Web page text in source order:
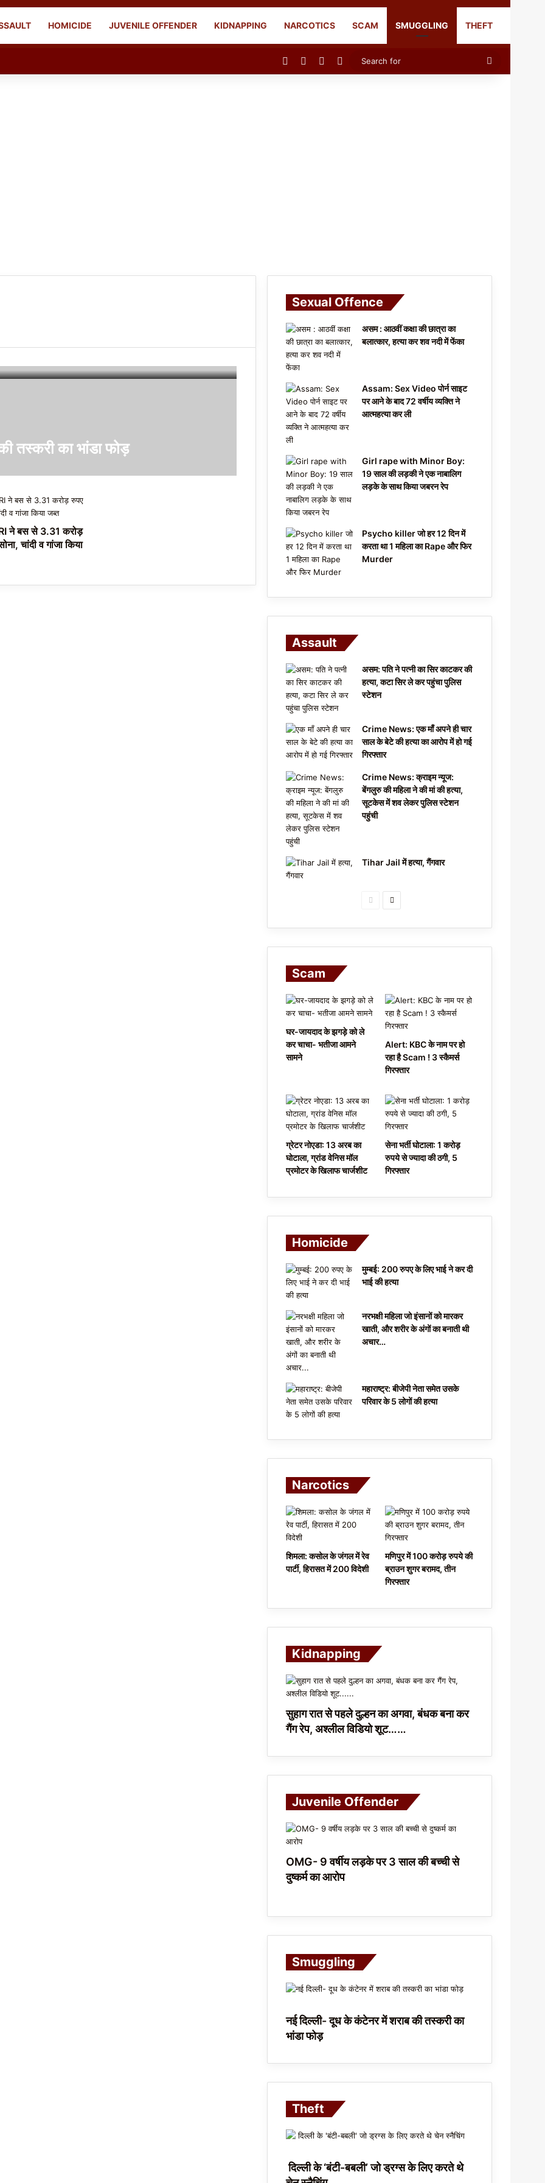
HOMICIDE JUVENILE OFFENDER KIDNAPPING NARCOTICS SCAM SMUGGLING THEFT
Facebook YouTubeInstagram
तस्करी का भांडा फोड़
ने बस से 3.31 करोड़
चांदी व गांजा किया
Sexual Offence
असम : आठवीं कक्षा की छात्रा का
बलात्कार, हत्या कर शव नदी में फेंका
Assam: Sex Video पोर्न साइट
पर आने के बाद 72 वर्षीय व्यक्ति ने
आत्महत्या कर ली
Girl rape with Minor Boy:
19 साल की लड़की ने एक नाबालिग
लड़के के साथ किया जबरन रेप
Psycho killer जो हर 12 दिन में
करता था 1 महिला का Rape और फिर
Murder
Assault
असम: पति ने पत्नी का सिर काटकर की
हत्या, कटा सिर ले कर पहुंचा पुलिस
स्टेशन
Crime News: एक माँ अपने ही चार
साल के बेटे की हत्या का आरोप में हो गई
गिरफ्तार
Crime News: क्राइम न्यूज:
बेंगलुरु की महिला ने की मां की हत्या,
सूटकेस में शव लेकर पुलिस स्टेशन
पहुंची
Tihar Jail में हत्या, गैंगवार
u
g
e
Scam
घर-जायदाद के झगड़े को ले
कर चाचा- भतीजा आमने
सामने
Alert: KBC के नाम पर हो
रहा है Scam ! 3 स्कैमर्स
गिरफ्तार
ग्रेटर नोएडा: 13 अरब का
घोटाला, ग्रांड वेनिस मॉल
प्रमोटर के खिलाफ चार्जशीट
सेना भर्ती घोटाला: 1 करोड़
रुपये से ज्यादा की ठगी, 5
गिरफ्तार
Homicide
मुम्बई: 200 रुपए के लिए भाई ने कर दी
भाई की हत्या
नरभक्षी महिला जो इंसानों को मारकर
खाती, और शरीर के अंगों का बनाती थी
अचार…
महाराष्ट्र: बीजेपी नेता समेत उसके
परिवार के 5 लोगों की हत्या
Narcotics
शिमला: कसोल के जंगल में रेव
पार्टी, हिरासत में 200 विदेशी
मणिपुर में 100 करोड़ रुपये की
ब्राउन शुगर बरामद, तीन
गिरफ्तार
Kidnapping
सुहाग रात से पहले दुल्हन का अगवा, बंधक बना कर
गैंग रेप, अश्लील विडियो शूट……
Juvenile Offender
OMG- 9 वर्षीय लड़के पर 3 साल की बच्ची से
दुष्कर्म का आरोप
Smuggling
नई दिल्ली- दूध के कंटेनर में शराब की तस्करी का
भांडा फोड़
Theft
दिल्ली के ‘बंटी-बबली’ जो ड्रग्स के लिए करते थे